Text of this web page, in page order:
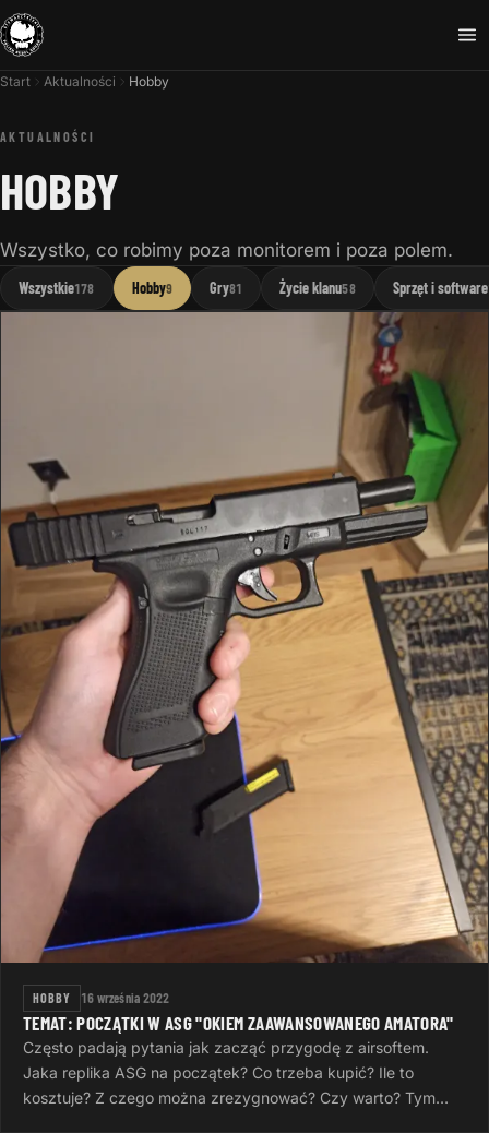
Start Aktualności Hobby
AKTUALNOŚCI
HOBBY
Wszystko, co robimy poza monitorem i poza polem.
Wszystkie178 Hobby9 Gry81 Życie klanu58 Sprzęt i software
HOBBY 16 września 2022
TEMAT: POCZĄTKI W ASG "OKIEM ZAAWANSOWANEGO AMATORA"
Często padają pytania jak zacząć przygodę z airsoftem.
Jaka replika ASG na początek? Co trzeba kupić? Ile to
kosztuje? Z czego można zrezygnować? Czy warto? Tym